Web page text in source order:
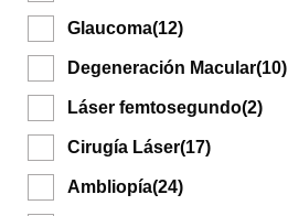
Glaucoma(12)
Degeneración Macular(10)
Láser femtosegundo(2)
Cirugía Láser(17)
Ambliopía(24)